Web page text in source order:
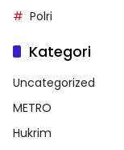
Polri
Kategori
Uncategorized
METRO
Hukrim